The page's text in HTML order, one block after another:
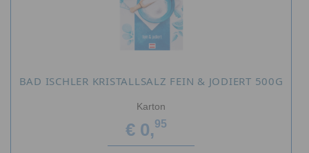
BAD ISCHLER KRISTALLSALZ FEIN & JODIERT 500G
Karton
€ 0,95